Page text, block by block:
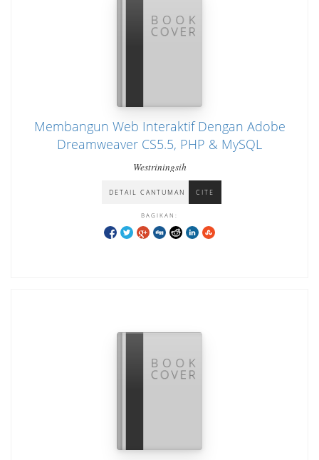
Membangun Web Interaktif Dengan Adobe
Dreamweaver CS5.5, PHP & MySQL
Westriningsih
DETAIL CANTUMAN CITE
BAGIKAN: